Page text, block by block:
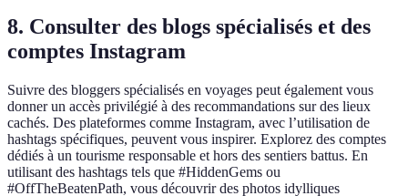
8. Consulter des blogs spécialisés et des
comptes Instagram
Suivre des bloggers spécialisés en voyages peut également vous
donner un accès privilégié à des recommandations sur des lieux
cachés. Des plateformes comme Instagram, avec l’utilisation de
hashtags spécifiques, peuvent vous inspirer. Explorez des comptes
dédiés à un tourisme responsable et hors des sentiers battus. En
utilisant des hashtags tels que #HiddenGems ou
#OffTheBeatenPath, vous découvrir des photos idylliques